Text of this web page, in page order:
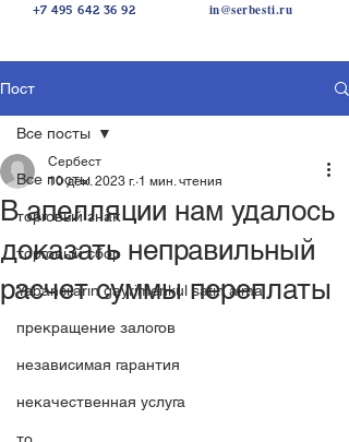
+7 495 642 36 92 in@serbesti.ru
Пост
Все посты
торговый знак
торговый сбор
Yabancıların gayrimenkul satın alma
прекращение залогов
независимая гарантия
некачественная услуга
Все посты
В апелляции нам удалось
доказать неправильный
расчет суммы переплаты
Сербест
10 дек. 2023 г. 1 мин. чтения